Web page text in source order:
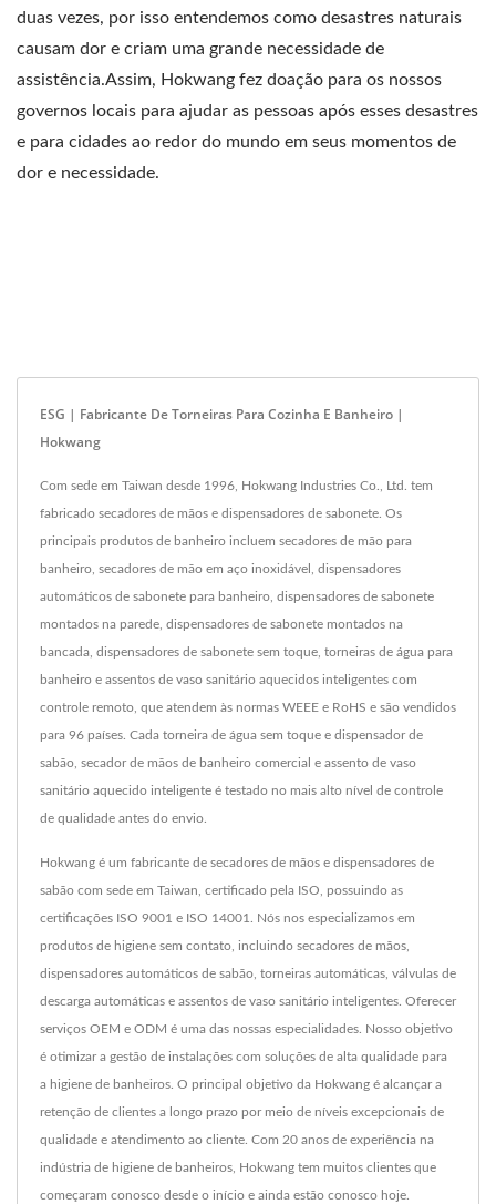
duas vezes, por isso entendemos como desastres naturais
causam dor e criam uma grande necessidade de
assistência.Assim, Hokwang fez doação para os nossos
governos locais para ajudar as pessoas após esses desastres
e para cidades ao redor do mundo em seus momentos de
dor e necessidade.
ESG | Fabricante De Torneiras Para Cozinha E Banheiro |
Hokwang
Com sede em Taiwan desde 1996, Hokwang Industries Co., Ltd. tem
fabricado secadores de mãos e dispensadores de sabonete. Os
principais produtos de banheiro incluem secadores de mão para
banheiro, secadores de mão em aço inoxidável, dispensadores
automáticos de sabonete para banheiro, dispensadores de sabonete
montados na parede, dispensadores de sabonete montados na
bancada, dispensadores de sabonete sem toque, torneiras de água para
banheiro e assentos de vaso sanitário aquecidos inteligentes com
controle remoto, que atendem às normas WEEE e RoHS e são vendidos
para 96 países. Cada torneira de água sem toque e dispensador de
sabão, secador de mãos de banheiro comercial e assento de vaso
sanitário aquecido inteligente é testado no mais alto nível de controle
de qualidade antes do envio.
Hokwang é um fabricante de secadores de mãos e dispensadores de
sabão com sede em Taiwan, certificado pela ISO, possuindo as
certificações ISO 9001 e ISO 14001. Nós nos especializamos em
produtos de higiene sem contato, incluindo secadores de mãos,
dispensadores automáticos de sabão, torneiras automáticas, válvulas de
descarga automáticas e assentos de vaso sanitário inteligentes. Oferecer
serviços OEM e ODM é uma das nossas especialidades. Nosso objetivo
é otimizar a gestão de instalações com soluções de alta qualidade para
a higiene de banheiros. O principal objetivo da Hokwang é alcançar a
retenção de clientes a longo prazo por meio de níveis excepcionais de
qualidade e atendimento ao cliente. Com 20 anos de experiência na
indústria de higiene de banheiros, Hokwang tem muitos clientes que
começaram conosco desde o início e ainda estão conosco hoje.